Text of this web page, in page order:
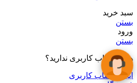
سبد خرید
بستن
ورود
بستن
هنوز حساب کاربری ندارید؟
ایجاد حساب کاربری